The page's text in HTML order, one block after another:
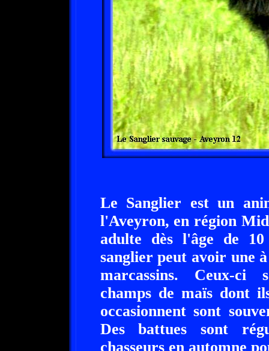
Le Sanglier est un
l'Aveyron, en région
adulte dès l'âge de
sanglier peut avoir une
marcassins. Ceux-ci
champs de maïs dont
occasionnent sont
Des battues sont
chasseurs en automne